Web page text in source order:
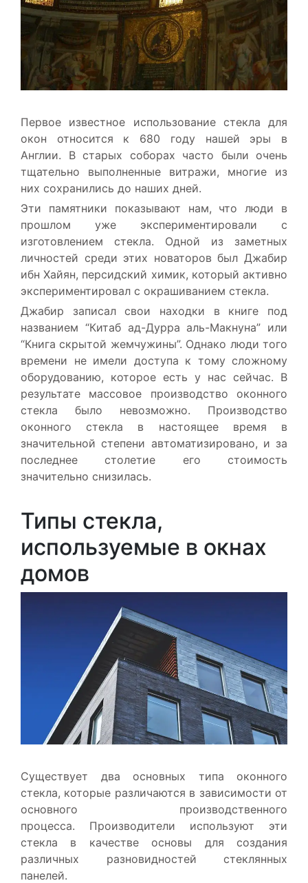
Первое известное использование стекла для
окон относится к 680 году нашей эры в
Англии. В старых соборах часто были очень
тщательно выполненные витражи, многие из
них сохранились до наших дней.
Эти памятники показывают нам, что люди в
прошлом уже экспериментировали с
изготовлением стекла. Одной из заметных
личностей среди этих новаторов был Джабир
ибн Хайян, персидский химик, который активно
экспериментировал с окрашиванием стекла.
Джабир записал свои находки в книге под
названием “Китаб ад-Дурра аль-Макнуна” или
“Книга скрытой жемчужины”. Однако люди того
времени не имели доступа к тому сложному
оборудованию, которое есть у нас сейчас. В
результате массовое производство оконного
стекла было невозможно. Производство
оконного стекла в настоящее время в
значительной степени автоматизировано, и за
последнее столетие его стоимость
значительно снизилась.
Типы стекла,
используемые в окнах
домов
Существует два основных типа оконного
стекла, которые различаются в зависимости от
основного производственного
процесса. Производители используют эти
стекла в качестве основы для создания
различных разновидностей стеклянных
панелей.